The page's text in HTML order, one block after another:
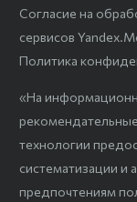
Согласие на
сервисов
Политика
«На
технологии
систематизации и
предпочтениям